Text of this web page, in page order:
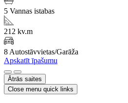
5 Vannas istabas
212 kv.m
8 Autostāvvietas/Garāža
Apskatīt īpašumu
Ātrās saites
Close menu quick links